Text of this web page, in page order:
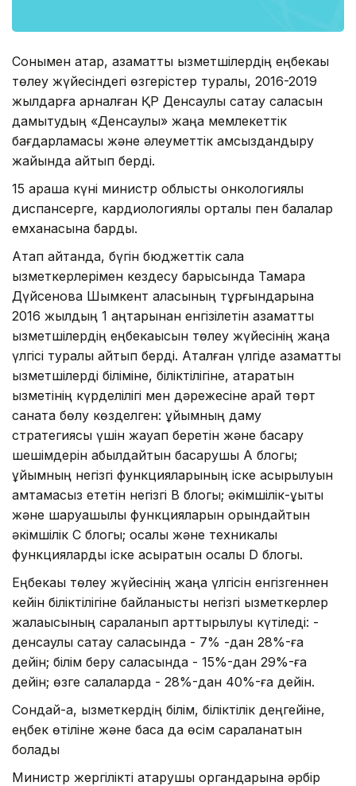
Сонымен қатар, азаматтық қызметшілердің еңбекақы
төлеу жүйесіндегі өзгерістер туралы, 2016-2019
жылдарға арналған ҚР Денсаулық сақтау саласын
дамытудың «Денсаулық» жаңа мемлекеттік
бағдарламасы және әлеуметтік қамсыздандыру
жайында айтып берді.
15 қараша күні министр облыстық онкологиялық
диспансерге, кардиологиялық орталық пен балалар
емханасына барды.
Атап айтқанда, бүгін бюджеттік сала
қызметкерлерімен кездесу барысында Тамара
Дүйсенова Шымкент қаласының тұрғындарына
2016 жылдың 1 қаңтарынан енгізілетін азаматтық
қызметшілердің еңбекақысын төлеу жүйесінің жаңа
үлгісі туралы айтып берді. Аталған үлгіде азаматтық
қызметшілерді біліміне, біліктілігіне, атқаратын
қызметінің күрделілігі мен дәрежесіне қарай төрт
санатқа бөлу көзделген: ұйымның даму
стратегиясы үшін жауап беретін және басқару
шешімдерін қабылдайтын басқарушы A блогы;
ұйымның негізгі функцияларының іске асырылуын
қамтамасыз ететін негізгі B блогы; әкімшілік-құқықтық
және шаруашылық функцияларын орындайтын
әкімшілік C блогы; қосалқы және техникалық
функцияларды іске асыратын қосалқы D блогы.
Еңбекақы төлеу жүйесінің жаңа үлгісін енгізгеннен
кейін біліктілігіне байланысты негізгі қызметкерлер
жалақысының сараланып арттырылуы күтіледі: -
денсаулық сақтау саласында - 7% -дан 28%-ға
дейін; білім беру саласында - 15%-дан 29%-ға
дейін; өзге салаларда - 28%-дан 40%-ға дейін.
Сондай-ақ, қызметкердің білім, біліктілік деңгейіне,
еңбек өтіліне және басқа да өсім сараланатын
болады
Министр жергілікті атқарушы органдарына әрбір